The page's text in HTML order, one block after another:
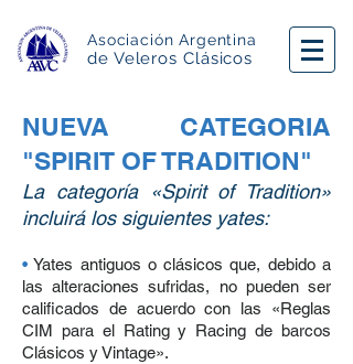
Asociación Argentina
de Veleros Clásicos
NUEVA CATEGORIA
"SPIRIT OF TRADITION"
La categoría «Spirit of Tradition»
incluirá los siguientes yates:
• Yates antiguos o clásicos que, debido a
las alteraciones sufridas, no pueden ser
calificados de acuerdo con las «Reglas
CIM para el Rating y Racing de barcos
Clásicos y Vintage».